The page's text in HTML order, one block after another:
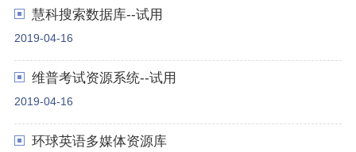
慧科搜索数据库--试用
2019-04-16
维普考试资源系统--试用
2019-04-16
环球英语多媒体资源库